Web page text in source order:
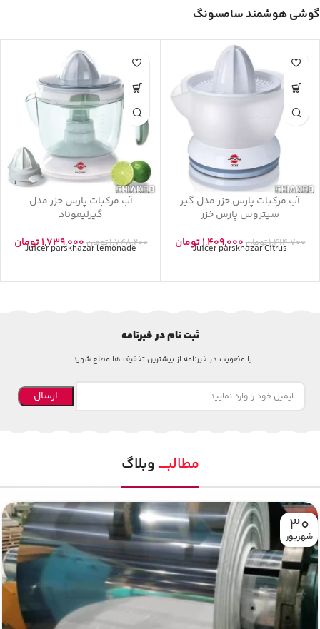
گوشی های مناسب عکاسی
جدیدترین تکنولوژی بازار
گوشی هوشمند سامسونگ
‫آب مرکبات پارس خزر مدل گیر
سیتروس پارس خزر‬
1,414,700تومان1,409,000تومانJuicer parskhazar Citrus
‫آب مرکبات پارس خزر مدل
گیرلیموناد‬
1,748,200تومان1,739,000تومان
Juicer parskhazar lemonade
ثبت نام در خبرنامه
با عضویت در خبرنامه از بیشترین تخفیف ها مطلع شوید .
ارسال
مطالبــــوبلاگ
۱۱
آذر